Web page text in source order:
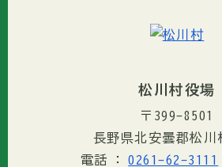
松川村役場
〒399-8501
長野県北安曇郡松川
電話
0261-62-3111